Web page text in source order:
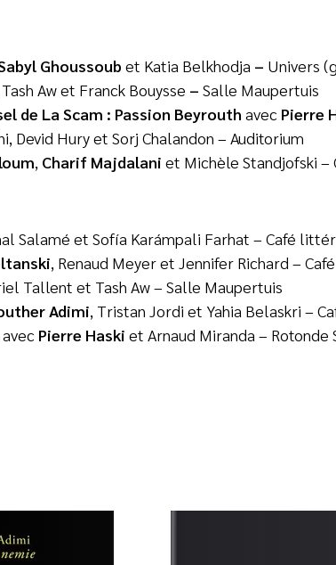
Ghoussoub et Katia Belkhodja – Univers
Tash Aw et Franck Bouysse – Salle Maupertuis
de La Scam : Passion Beyrouth avec Pierre
Devid Hury et Sorj Chalandon – Auditorium
, Charif Majdalani et Michèle Standjofski
Salamé et Sofía Karámpali Farhat – Café
, Renaud Meyer et Jennifer Richard –
Tallent et Tash Aw – Salle Maupertuis
Adimi, Tristan Jordi et Yahia Belaskri –
avec Pierre Haski et Arnaud Miranda – Rotonde